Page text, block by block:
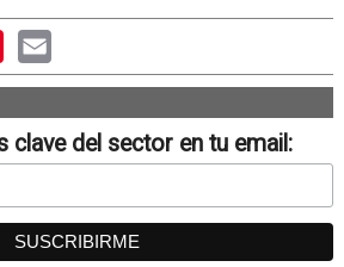
PinterestEmail
clave del sector en tu email: